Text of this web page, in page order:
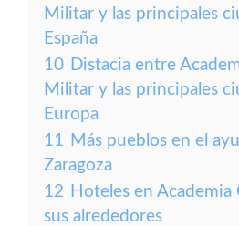
Militar y las principales
España
10 Distacia entre
Militar y las principales
Europa
11 Más pueblos en el
Zaragoza
12 Hoteles en
sus alrededores